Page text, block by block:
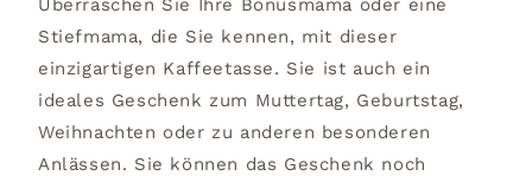
Überraschen Sie Ihre Bonusmama oder eine
Stiefmama, die Sie kennen, mit dieser
einzigartigen Kaffeetasse. Sie ist auch ein
ideales Geschenk zum Muttertag, Geburtstag,
Weihnachten oder zu anderen besonderen
Anlässen. Sie können das Geschenk noch